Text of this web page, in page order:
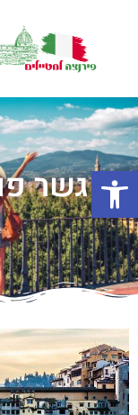
פתח סרגל נגישות